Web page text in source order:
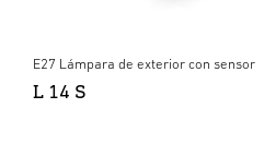
E27 Lámpara de exterior con sensor
L 14 S